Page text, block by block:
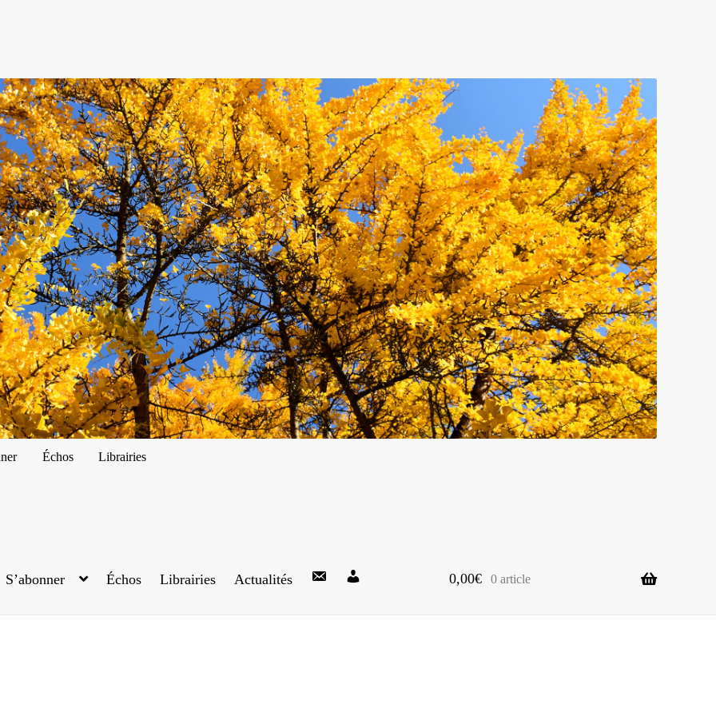
Échos Librairies
S’abonner Échos Librairies Actualités 0,00€ 0 article